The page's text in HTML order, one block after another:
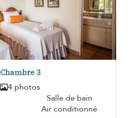
Chambre 3
4 photos
Salle de bain
Air conditionné